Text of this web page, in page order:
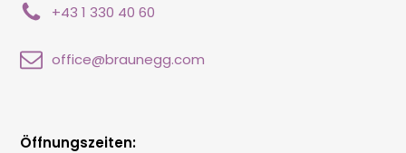
+43 1 330 40 60
office@braunegg.com
Öffnungszeiten: